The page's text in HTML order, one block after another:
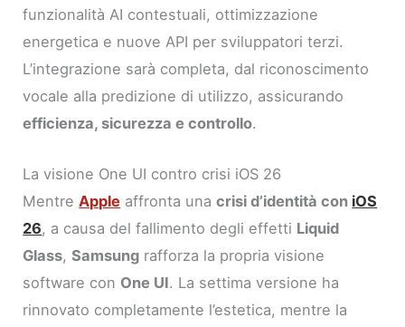
funzionalità AI contestuali, ottimizzazione
energetica e nuove API per sviluppatori terzi.
L’integrazione sarà completa, dal riconoscimento
vocale alla predizione di utilizzo, assicurando
efficienza, sicurezza e controllo.
La visione One UI contro crisi iOS 26
MentreApple affronta unacrisi d’identità con iOS
26, a causa del fallimento degli effetti Liquid
Glass,Samsung rafforza la propria visione
software con One UI. La settima versione ha
rinnovato completamente l’estetica, mentre la